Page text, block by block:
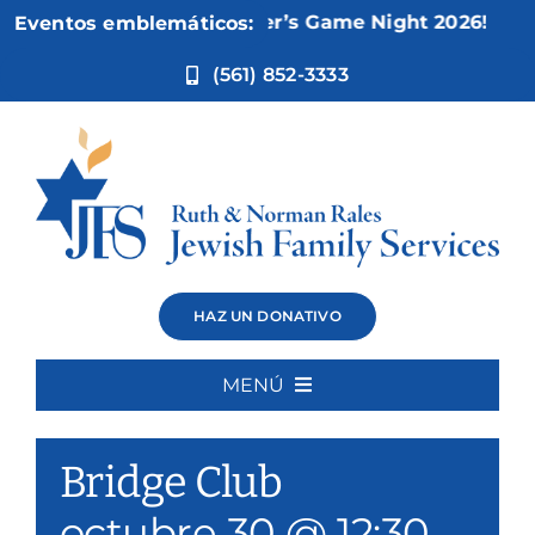
Eventos emblemáticos:
Nov 5:Not Your Mother’s Game Night 2026!
(561) 852-3333
HAZ UN DONATIVO
MENÚ
Inicio
Quiénes somos
Bridge Club
Bridge Club
Bridge Club